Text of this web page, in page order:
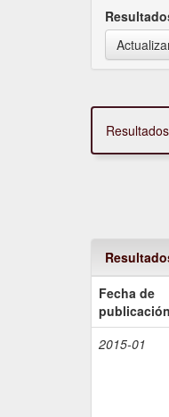
Fecha de
publicación
2015-01